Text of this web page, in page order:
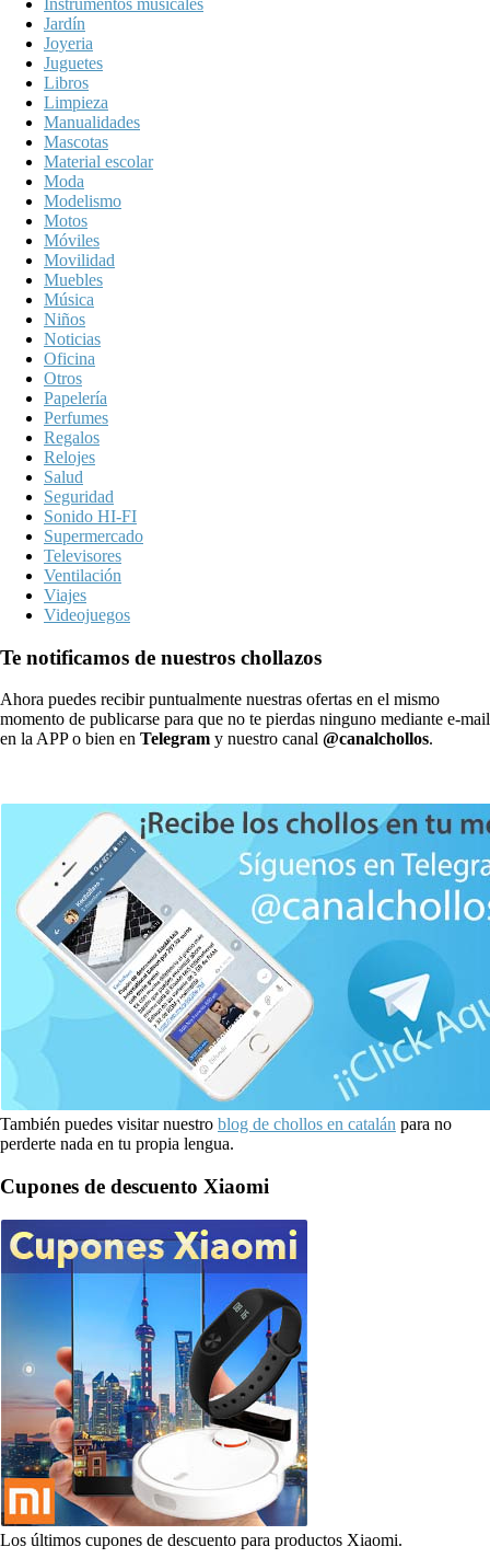
Jardín
Joyeria
Juguetes
Libros
Limpieza
Manualidades
Mascotas
Material escolar
Moda
Modelismo
Motos
Móviles
Movilidad
Muebles
Música
Niños
Noticias
Oficina
Otros
Papelería
Perfumes
Regalos
Relojes
Salud
Seguridad
Sonido HI-FI
Supermercado
Televisores
Ventilación
Viajes
Videojuegos
Te notificamos de nuestros chollazos
Ahora puedes recibir puntualmente nuestras ofertas en el mismo
momento de publicarse para que no te pierdas ninguno mediante e-mail
en la APP o bien en Telegram y nuestro canal @canalchollos.
También puedes visitar nuestro blog de chollos en catalán para no
perderte nada en tu propia lengua.
Cupones de descuento Xiaomi
Los últimos cupones de descuento para productos Xiaomi.